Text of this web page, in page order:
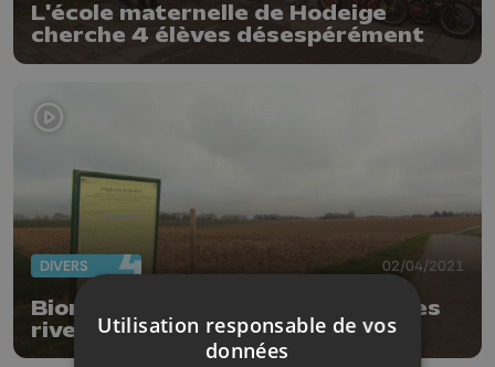
L'école maternelle de Hodeige
cherche 4 élèves désespérément
DIVERS 02/04/2021
Biométhanisation à Remicourt : les
riverains s'y opposent
Utilisation responsable de vos
données